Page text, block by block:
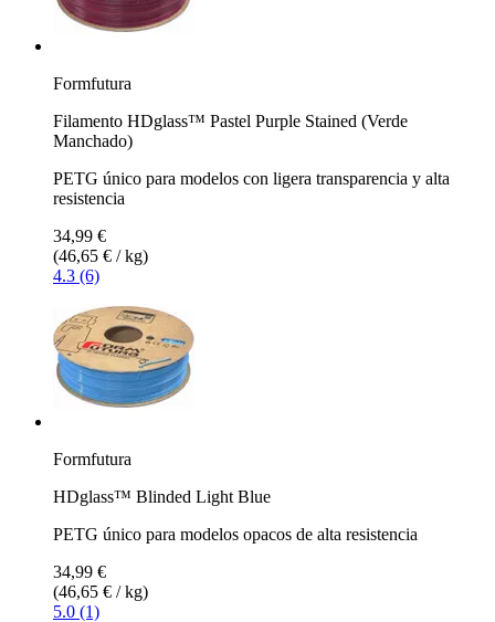
Formfutura
Filamento HDglass™ Pastel Purple Stained (Verde
Manchado)
PETG único para modelos con ligera transparencia y alta
resistencia
34,99 €
(46,65 € / kg)
4.3 (6)
Formfutura
HDglass™ Blinded Light Blue
PETG único para modelos opacos de alta resistencia
34,99 €
(46,65 € / kg)
5.0 (1)